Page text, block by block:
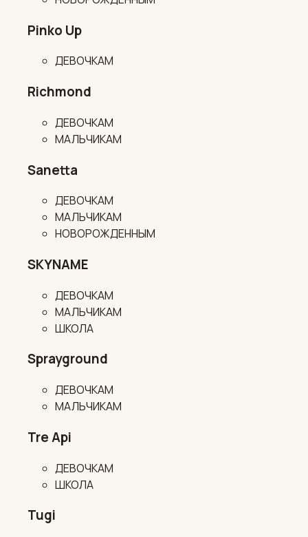
Pinko Up
ДЕВОЧКАМ
Richmond
ДЕВОЧКАМ
МАЛЬЧИКАМ
Sanetta
ДЕВОЧКАМ
МАЛЬЧИКАМ
НОВОРОЖДЕННЫМ
SKYNAME
ДЕВОЧКАМ
МАЛЬЧИКАМ
ШКОЛА
Sprayground
ДЕВОЧКАМ
МАЛЬЧИКАМ
Tre Api
ДЕВОЧКАМ
ШКОЛА
Tugi